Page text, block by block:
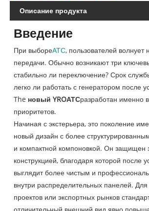
Описание продукта
Введение
При выбореАТС, пользователей волнует
передачи. Обычно возникают три
стабильно ли переключение? Срок
легко ли работать с генератором после
The новый YROАТСразработан именно
приоритетов.
Начиная с экстерьера, это поколение
новый дизайн с более
и компактной компоновкой. Он защищен
конструкцией, благодаря которой после
выглядит более чистым и
внутри распределительных панелей.
проектов или экспортных рынков
отличительный внешний вид явно